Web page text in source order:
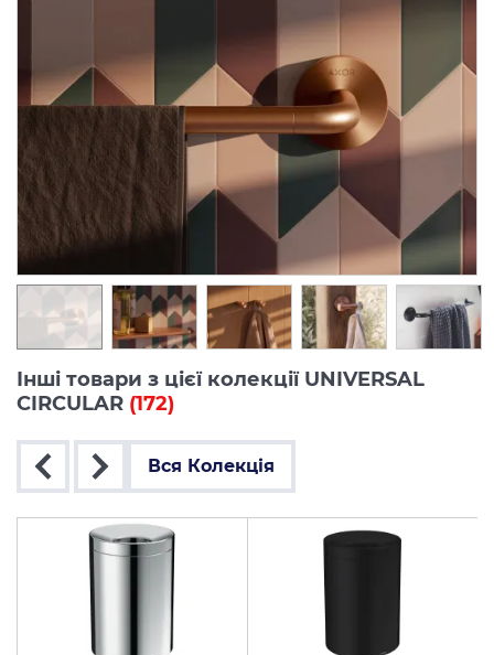
Інші товари з цієї колекції UNIVERSAL
CIRCULAR (172)
Вся Колекція